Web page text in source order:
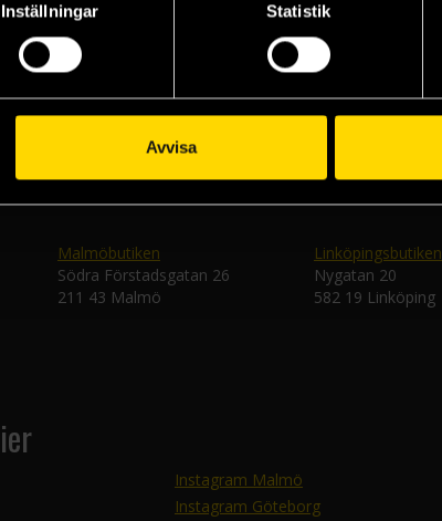
Inställningar Statistik
Avvisa
Malmöbutiken
Södra Förstadsgatan 26
211 43 Malmö
Linköpingsbutiken
Nygatan 20
582 19 Linköping
Instagram Malmö
Instagram Göteborg